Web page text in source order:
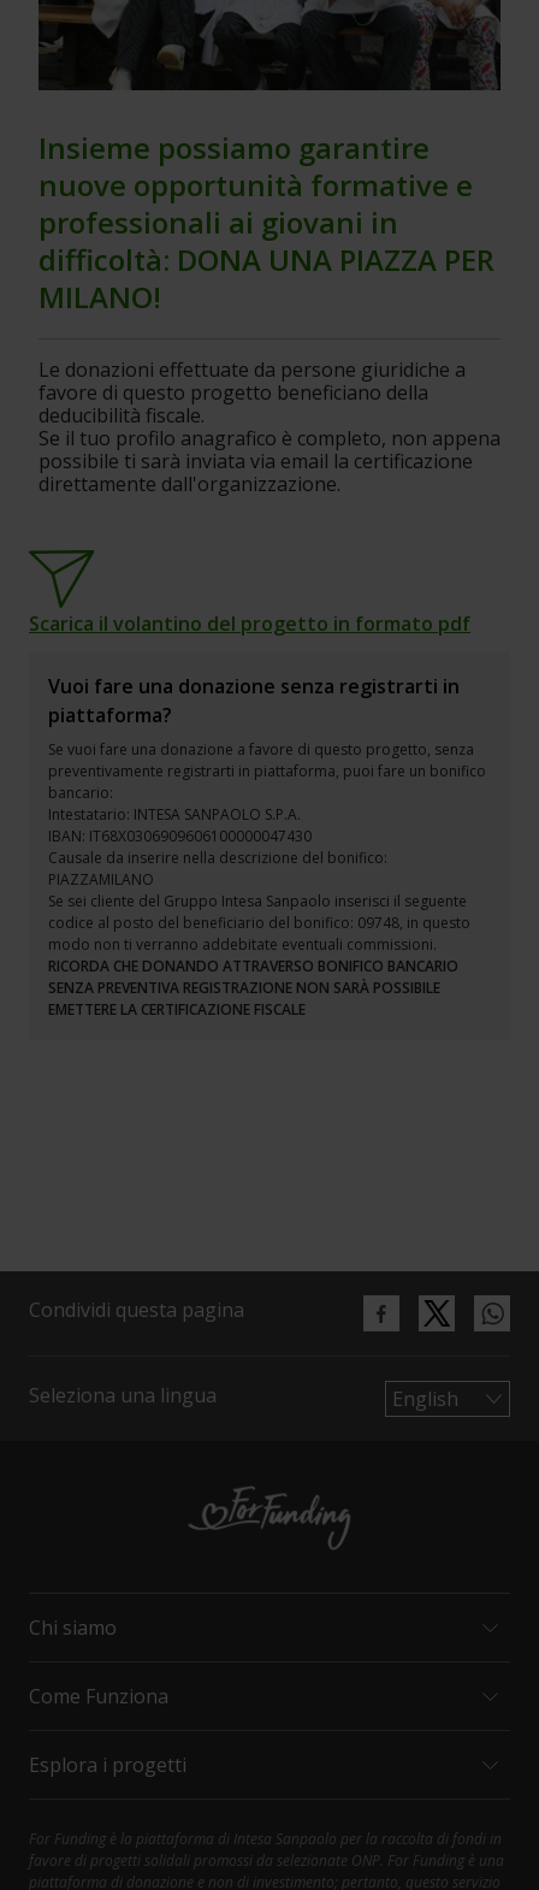
Insieme possiamo garantire
nuove opportunità formative e
professionali ai giovani in
difficoltà: DONA UNA PIAZZA PER
MILANO!
Le donazioni effettuate da persone giuridiche a
favore di questo progetto beneficiano della
deducibilità fiscale.
Se il tuo profilo anagrafico è completo, non appena
possibile ti sarà inviata via email la certificazione
direttamente dall'organizzazione.
Scarica il volantino del progetto in formato pdf
Vuoi fare una donazione senza registrarti in
piattaforma?
Se vuoi fare una donazione a favore di questo progetto, senza
preventivamente registrarti in piattaforma, puoi fare un bonifico
bancario:
Intestatario: INTESA SANPAOLO S.P.A.
IBAN: IT68X0306909606100000047430
Causale da inserire nella descrizione del bonifico:
PIAZZAMILANO
Se sei cliente del Gruppo Intesa Sanpaolo inserisci il seguente
codice al posto del beneficiario del bonifico: 09748, in questo
modo non ti verranno addebitate eventuali commissioni.
RICORDA CHE DONANDO ATTRAVERSO BONIFICO BANCARIO
SENZA PREVENTIVA REGISTRAZIONE NON SARÀ POSSIBILE
EMETTERE LA CERTIFICAZIONE FISCALE
Condividi questa pagina
Seleziona una lingua
Chi siamo
MISSION E VALORI
INTESA SANPAOLO
Contattaci al 800.303.303; selezionare 1, poi 4
Come Funziona
COME FUNZIONA
FAQ
Esplora i progetti
SOCIAL CARE
HEALTH AND RESEARCH
For Funding è la piattaforma di Intesa Sanpaolo per la raccolta di fondi in
favore di progetti solidali promossi da selezionate ONP. For Funding è una
piattaforma di donazione e non di investimento; pertanto, questo servizio